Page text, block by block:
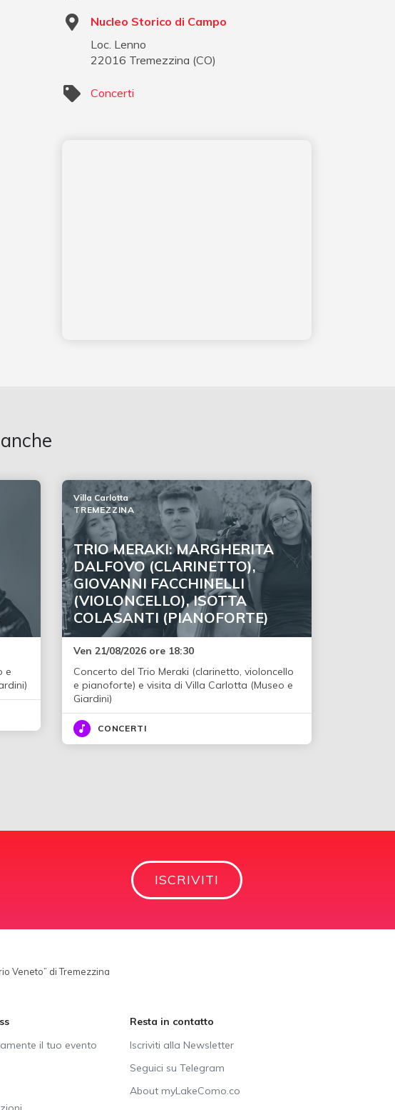
Nucleo Storico di Campo
Loc. Lenno
22016 Tremezzina (CO)
Concerti
e
TRIO MERAKI: MARGHERITA
DALFOVO (CLARINETTO),
GIOVANNI FACCHINELLI
(VIOLONCELLO), ISOTTA
COLASANTI (PIANOFORTE)
Villa Carlotta
TREMEZZINA
Ven 21/08/2026 ore 18:30
Concerto del Trio Meraki (clarinetto, violoncello
e pianoforte) e visita di Villa Carlotta (Museo e
Giardini)
CONCERTI
ISCRIVITI
Veneto” di Tremezzina
il tuo evento
Resta in contatto
Iscriviti alla Newsletter
Seguici su Telegram
About myLakeComo.co